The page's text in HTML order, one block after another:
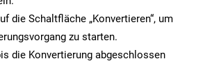
die Schaltfläche „Konvertieren“, um
zu starten.
die Konvertierung abgeschlossen